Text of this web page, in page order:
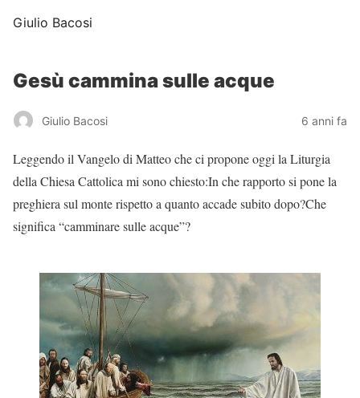
Giulio Bacosi
Gesù cammina sulle acque
Giulio Bacosi 6 anni fa
Leggendo il Vangelo di Matteo che ci propone oggi la Liturgia
della Chiesa Cattolica mi sono chiesto:In che rapporto si pone la
preghiera sul monte rispetto a quanto accade subito dopo?Che
significa “camminare sulle acque”?